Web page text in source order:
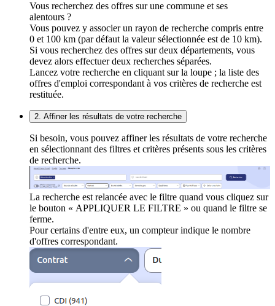
Vous recherchez des offres sur une commune et ses
alentours ?
Vous pouvez y associer un rayon de recherche compris entre
0 et 100 km (par défaut la valeur sélectionnée est de 10 km).
Si vous recherchez des offres sur deux départements, vous
devez alors effectuer deux recherches séparées.
Lancez votre recherche en cliquant sur la loupe ; la liste des
offres d'emploi correspondant à vos critères de recherche est
restituée.
2. Affiner les résultats de votre recherche
Si besoin, vous pouvez affiner les résultats de votre recherche
en sélectionnant des filtres et critères présents sous les critères
de recherche.
La recherche est relancée avec le filtre quand vous cliquez sur
le bouton « APPLIQUER LE FILTRE » ou quand le filtre se
ferme.
Pour certains d'entre eux, un compteur indique le nombre
d'offres correspondant.